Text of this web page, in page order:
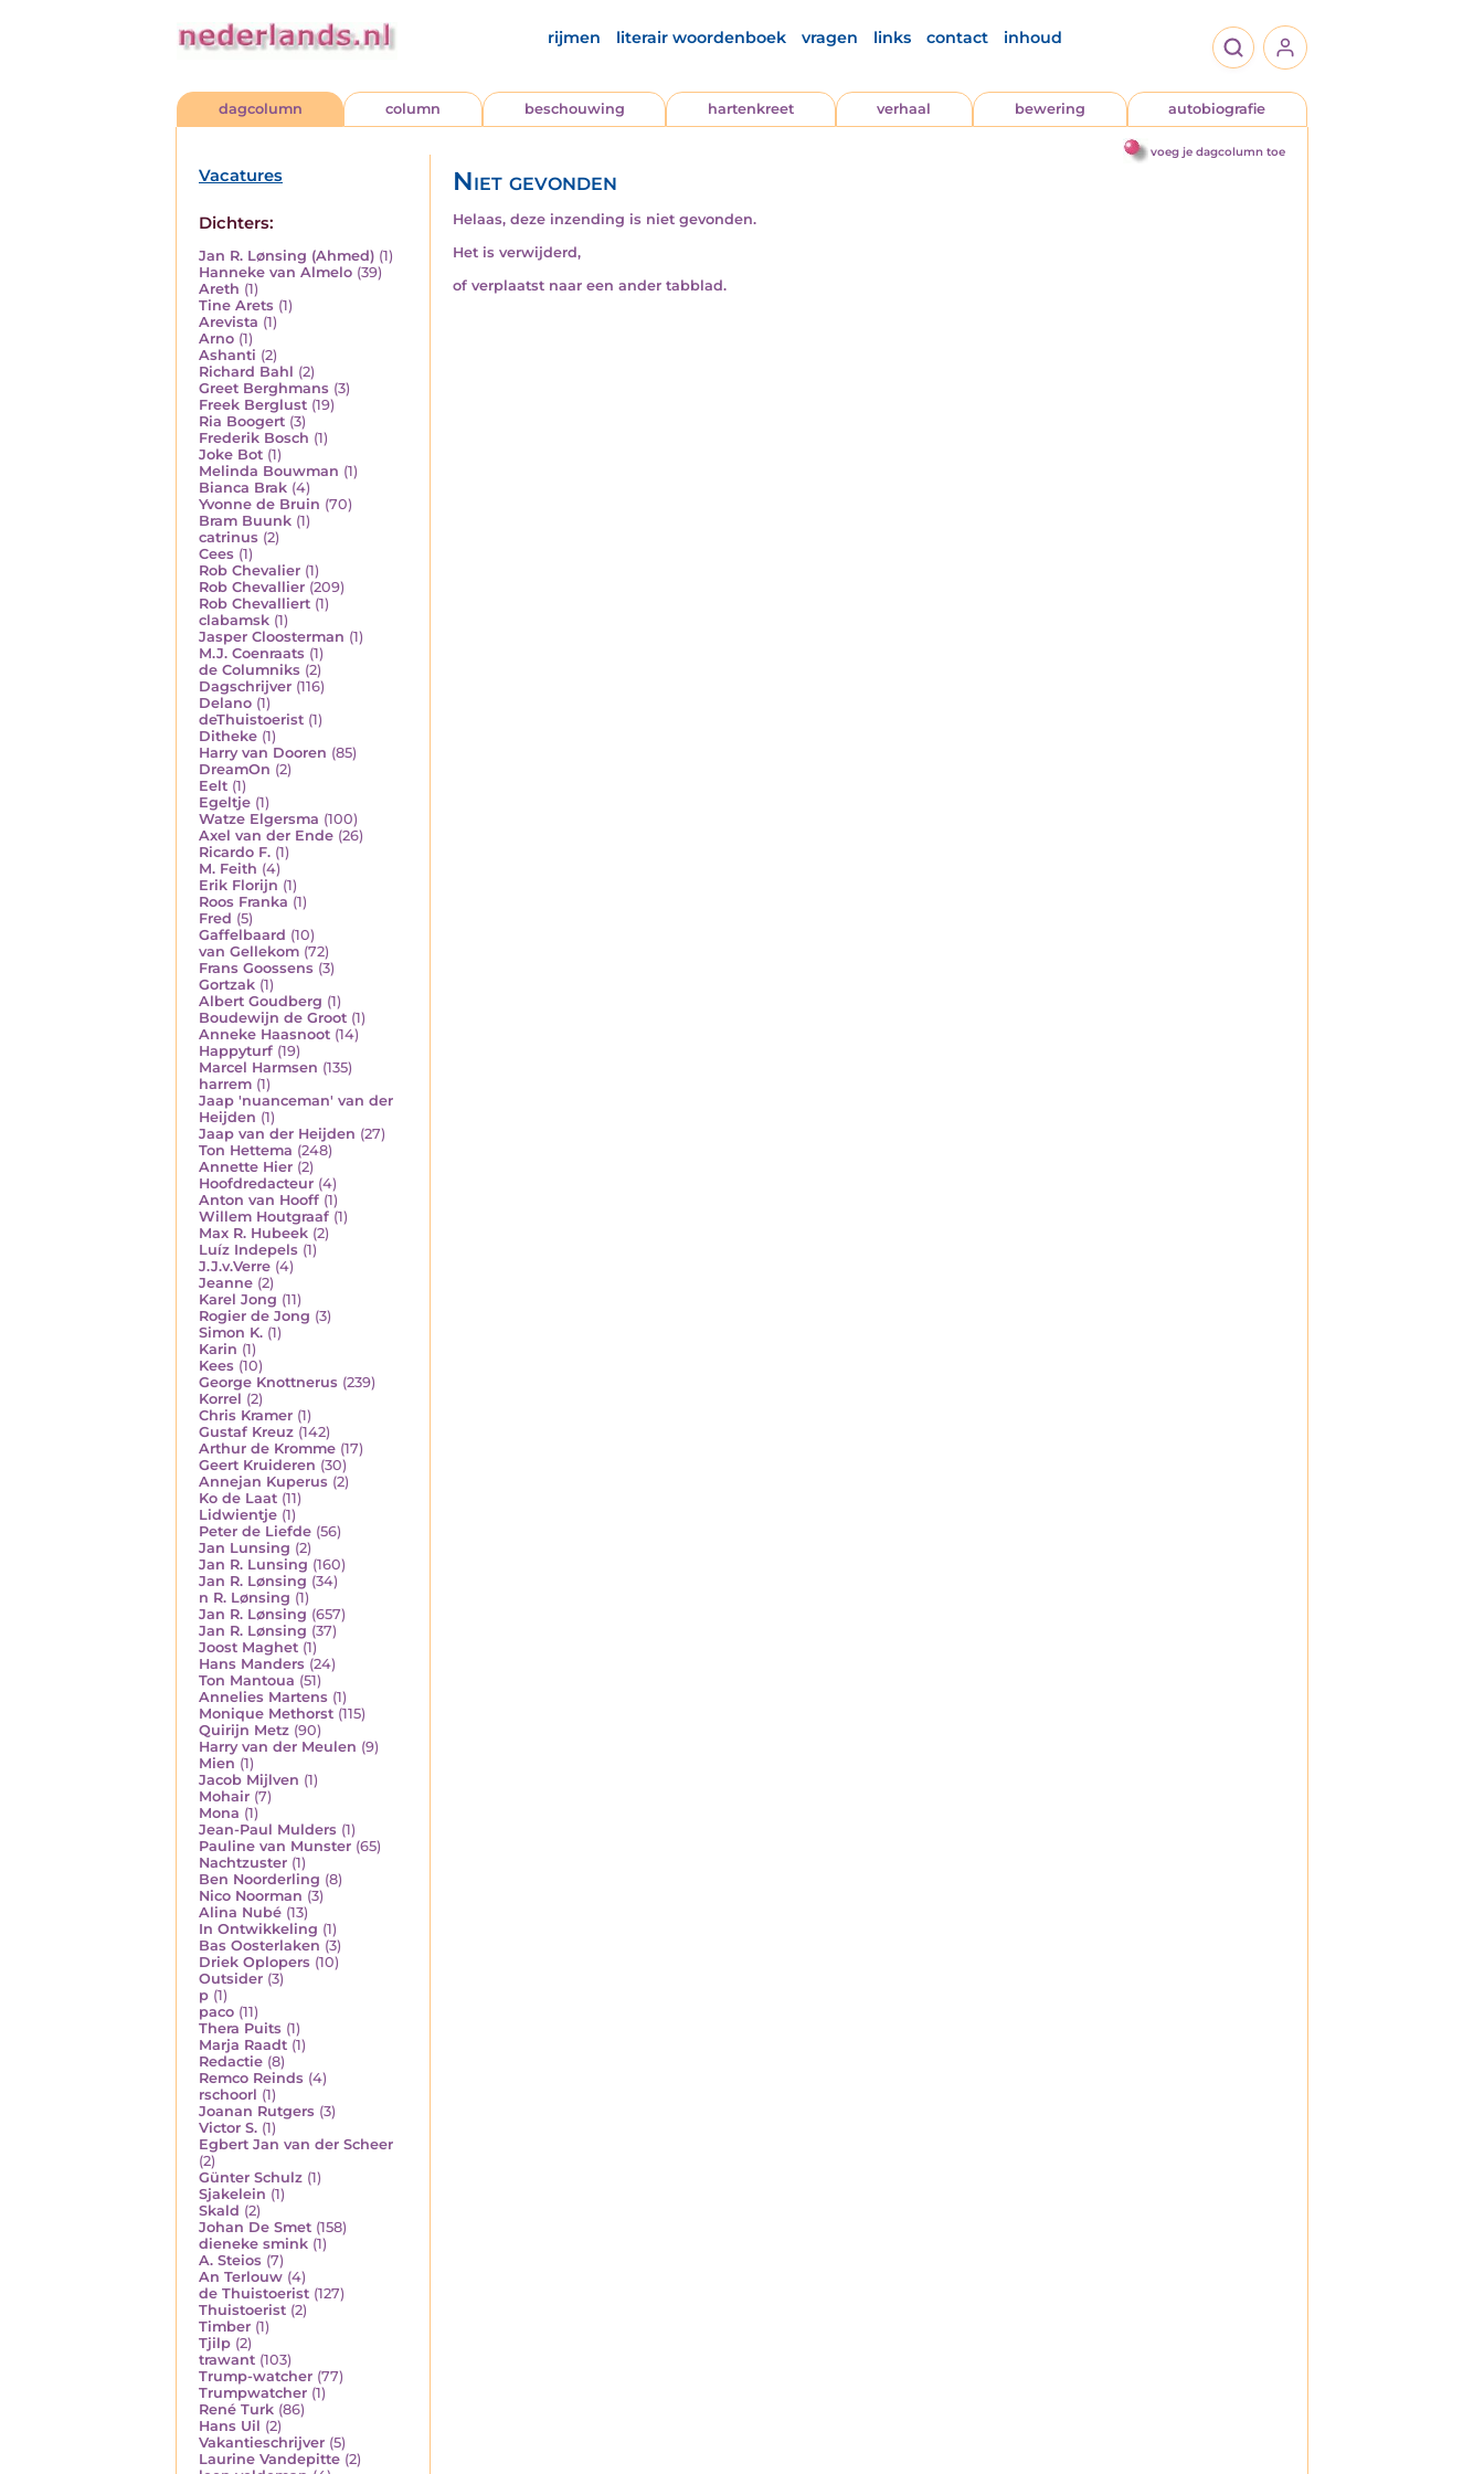
rijmen literair woordenboek vragen links contact inhoud
dagcolumn column beschouwing hartenkreet verhaal bewering autobiografie
voeg je dagcolumn toe
Vacatures
Dichters:
Jan R. Lønsing (Ahmed) (1)
Hanneke van Almelo (39)
Areth (1)
Tine Arets (1)
Arevista (1)
Arno (1)
Ashanti (2)
Richard Bahl (2)
Greet Berghmans (3)
Freek Berglust (19)
Ria Boogert (3)
Frederik Bosch (1)
Joke Bot (1)
Melinda Bouwman (1)
Bianca Brak (4)
Yvonne de Bruin (70)
Bram Buunk (1)
catrinus (2)
Cees (1)
Rob Chevalier (1)
Rob Chevallier (209)
Rob Chevalliert (1)
clabamsk (1)
Jasper Cloosterman (1)
M.J. Coenraats (1)
de Columniks (2)
Dagschrijver (116)
Delano (1)
deThuistoerist (1)
Ditheke (1)
Harry van Dooren (85)
DreamOn (2)
Eelt (1)
Egeltje (1)
Watze Elgersma (100)
Axel van der Ende (26)
Ricardo F. (1)
M. Feith (4)
Erik Florijn (1)
Roos Franka (1)
Fred (5)
Gaffelbaard (10)
van Gellekom (72)
Frans Goossens (3)
Gortzak (1)
Albert Goudberg (1)
Boudewijn de Groot (1)
Anneke Haasnoot (14)
Happyturf (19)
Marcel Harmsen (135)
harrem (1)
Jaap 'nuanceman' van der
Heijden (1)
Jaap van der Heijden (27)
Ton Hettema (248)
Annette Hier (2)
Hoofdredacteur (4)
Anton van Hooff (1)
Willem Houtgraaf (1)
Max R. Hubeek (2)
Luíz Indepels (1)
J.J.v.Verre (4)
Jeanne (2)
Karel Jong (11)
Rogier de Jong (3)
Simon K. (1)
Karin (1)
Kees (10)
George Knottnerus (239)
Korrel (2)
Chris Kramer (1)
Gustaf Kreuz (142)
Arthur de Kromme (17)
Geert Kruideren (30)
Annejan Kuperus (2)
Ko de Laat (11)
Lidwientje (1)
Peter de Liefde (56)
Jan Lunsing (2)
Jan R. Lunsing (160)
Jan R. Lønsing (34)
n R. Lønsing (1)
Jan R. Lønsing (657)
Jan R. Lønsing (37)
Joost Maghet (1)
Hans Manders (24)
Ton Mantoua (51)
Annelies Martens (1)
Monique Methorst (115)
Quirijn Metz (90)
Harry van der Meulen (9)
Mien (1)
Jacob Mijlven (1)
Mohair (7)
Mona (1)
Jean-Paul Mulders (1)
Pauline van Munster (65)
Nachtzuster (1)
Ben Noorderling (8)
Nico Noorman (3)
Alina Nubé (13)
In Ontwikkeling (1)
Bas Oosterlaken (3)
Driek Oplopers (10)
Outsider (3)
p (1)
paco (11)
Thera Puits (1)
Marja Raadt (1)
Redactie (8)
Remco Reinds (4)
rschoorl (1)
Joanan Rutgers (3)
Victor S. (1)
Egbert Jan van der Scheer
(2)
Günter Schulz (1)
Sjakelein (1)
Skald (2)
Johan De Smet (158)
dieneke smink (1)
A. Steios (7)
An Terlouw (4)
de Thuistoerist (127)
Thuistoerist (2)
Timber (1)
Tjilp (2)
trawant (103)
Trump-watcher (77)
Trumpwatcher (1)
René Turk (86)
Hans Uil (2)
Vakantieschrijver (5)
Laurine Vandepitte (2)
Niet gevonden
Helaas, deze inzending is niet gevonden.
Het is verwijderd,
of verplaatst naar een ander tabblad.